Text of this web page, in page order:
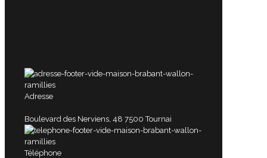
Adresse
Boulevard des Nerviens, 48 7500 Tournai
Téléphone